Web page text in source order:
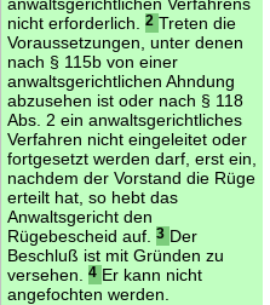
nicht erforderlich.
2 Treten die
Voraussetzungen, unter denen
nach § 115b von einer
anwaltsgerichtlichen Ahndung
abzusehen ist oder nach § 118
Abs. 2 ein anwaltsgerichtliches
Verfahren nicht eingeleitet oder
fortgesetzt werden darf, erst ein,
nachdem der Vorstand die Rüge
erteilt hat, so hebt das
Anwaltsgericht den
Rügebescheid auf.
3 Der
Beschluß ist mit Gründen zu
versehen.
4 Er kann nicht
angefochten werden.